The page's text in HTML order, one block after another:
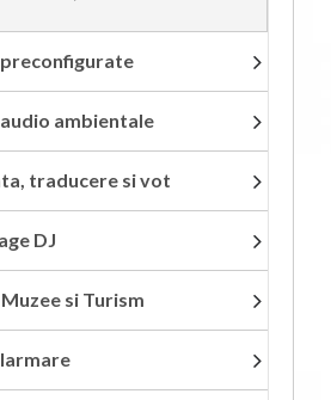
ambientale
traducere si vot
DJ
si Turism